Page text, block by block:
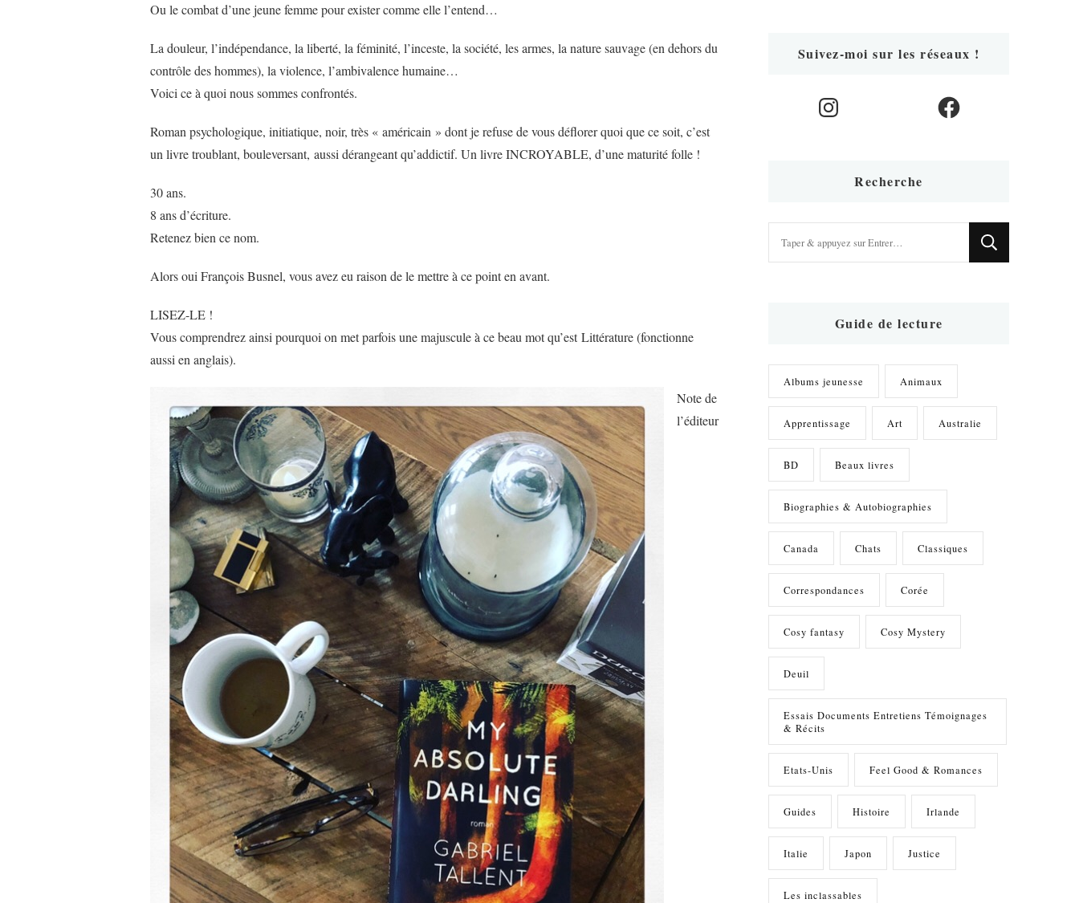
Ou le combat d’une jeune femme pour exister comme elle l’entend…
La douleur, l’indépendance, la liberté, la féminité, l’inceste, la société, les armes, la nature sauvage (en dehors du
contrôle des hommes), la violence, l’ambivalence humaine…
Voici ce à quoi nous sommes confrontés.
Roman psychologique, initiatique, noir, très « américain » dont je refuse de vous déflorer quoi que ce soit, c’est
un livre troublant, bouleversant, aussi dérangeant qu’addictif. Un livre INCROYABLE, d’une maturité folle !
30 ans.
8 ans d’écriture.
Retenez bien ce nom.
Alors oui François Busnel, vous avez eu raison de le mettre à ce point en avant.
LISEZ-LE !
Vous comprendrez ainsi pourquoi on met parfois une majuscule à ce beau mot qu’est Littérature (fonctionne
aussi en anglais).
Note de
l’éditeur
Suivez-moi sur les réseaux !
Instagram Facebook
Recherche
Guide de lecture
Albums jeunesse Animaux
Apprentissage Art Australie
BD Beaux livres
Biographies & Autobiographies
Canada Chats Classiques
Correspondances Corée
Cosy fantasy Cosy Mystery
Deuil
Essais Documents Entretiens Témoignages
& Récits
Etats-Unis Feel Good & Romances
Guides Histoire Irlande
Italie Japon Justice
Les inclassables